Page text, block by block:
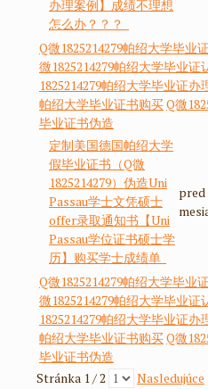
办理案例】成绩不理想
怎么办？？？
Q微1825214279帕绍大学毕业
微1825214279帕绍大学毕业证
1825214279帕绍大学毕业证办
帕绍大学毕业证书购买Q微
毕业证书伪造
定制美国德国帕绍大学
假毕业证书（Q微
1825214279）伪造Uni
Passau学士文凭硕士
offer录取通知书【Uni
Passau学位证书硕士学
历】购买学士成绩单
pred
Q微1825214279帕绍大学毕业
微1825214279帕绍大学毕业证
1825214279帕绍大学毕业证办
帕绍大学毕业证书购买Q微
毕业证书伪造
Stránka 1 / 2
Nasledujúce